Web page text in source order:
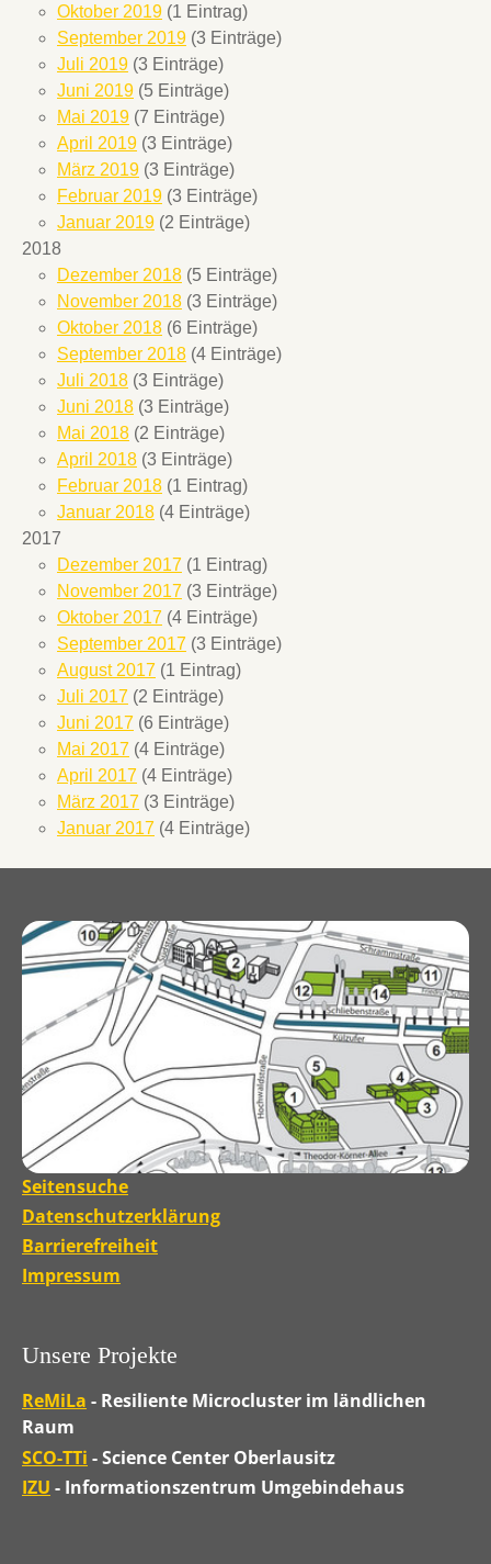
Oktober 2019 (1 Eintrag)
September 2019 (3 Einträge)
Juli 2019 (3 Einträge)
Juni 2019 (5 Einträge)
Mai 2019 (7 Einträge)
April 2019 (3 Einträge)
März 2019 (3 Einträge)
Februar 2019 (3 Einträge)
Januar 2019 (2 Einträge)
2018
Dezember 2018 (5 Einträge)
November 2018 (3 Einträge)
Oktober 2018 (6 Einträge)
September 2018 (4 Einträge)
Juli 2018 (3 Einträge)
Juni 2018 (3 Einträge)
Mai 2018 (2 Einträge)
April 2018 (3 Einträge)
Februar 2018 (1 Eintrag)
Januar 2018 (4 Einträge)
2017
Dezember 2017 (1 Eintrag)
November 2017 (3 Einträge)
Oktober 2017 (4 Einträge)
September 2017 (3 Einträge)
August 2017 (1 Eintrag)
Juli 2017 (2 Einträge)
Juni 2017 (6 Einträge)
Mai 2017 (4 Einträge)
April 2017 (4 Einträge)
März 2017 (3 Einträge)
Januar 2017 (4 Einträge)
Seitensuche
Datenschutzerklärung
Barrierefreiheit
Impressum
Unsere Projekte
ReMiLa - Resiliente Microcluster im ländlichen
Raum
SCO-TTi - Science Center Oberlausitz
IZU - Informationszentrum Umgebindehaus